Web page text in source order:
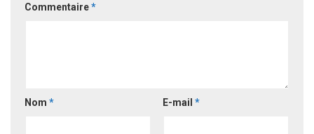
Commentaire*
Nom * E-mail *